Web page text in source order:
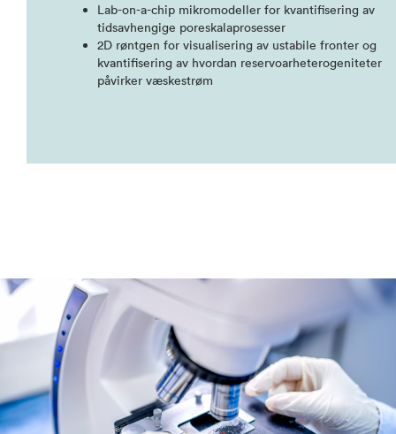
Lab-on-a-chip mikromodeller for kvantifisering av
tidsavhengige poreskalaprosesser
2D røntgen for visualisering av ustabile fronter og
kvantifisering av hvordan reservoarheterogeniteter
påvirker væskestrøm